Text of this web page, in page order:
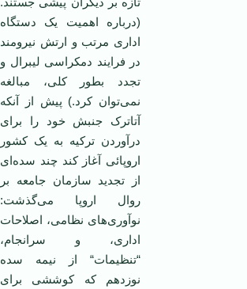
(درباره اهميت يک دستگاه
اداری مرتب و ارتش نيرومند
در فرايند دمکراسی ليبرال و
تجدد بطور کلی، مبالغه
نمی‌توان کرد.) پيش از آنکه
آتاترک جنبش خود را برای
درآوردن ترکيه به يک کشور
اروپائی آغاز کند چند سده‌ای
از تجديد سازمان جامعه بر
روال اروپا می‌گذشت:
نوآوری‌های نظامی، اصلاحات
اداری، و سرانجام،
“تنظيمات“ از نيمه سده
نوزدهم که کوششی برای